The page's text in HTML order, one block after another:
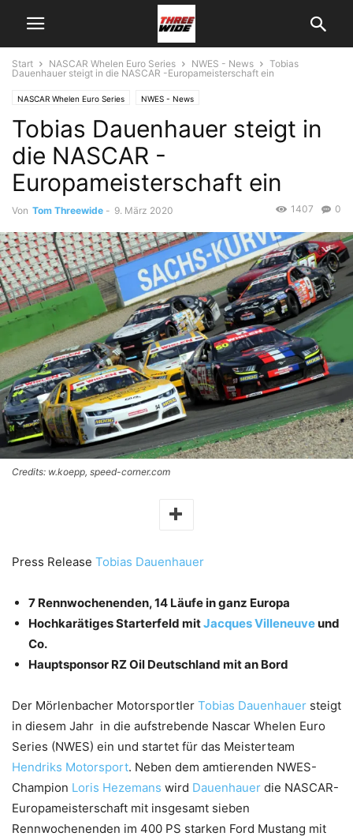
Start NASCAR Whelen Euro Series NWES - News
Tobias
Dauenhauer steigt in die NASCAR -Europameisterschaft ein
NASCAR Whelen Euro Series NWES - News
Tobias Dauenhauer steigt in
die NASCAR -
Europameisterschaft ein
Von Tom Threewide - 9. März 2020 0
1407
Credits: w.koepp, speed-corner.com
Press Release Tobias Dauenhauer
7 Rennwochenenden, 14 Läufe in ganz Europa
Hochkarätiges Starterfeld mitJacques Villeneuveund
Co.
Hauptsponsor RZ Oil Deutschland mit an Bord
Der Mörlenbacher Motorsportler Tobias Dauenhauer steigt
in diesem Jahr in die aufstrebende Nascar Whelen Euro
Series (NWES) ein und startet für das Meisterteam
Hendriks Motorsport. Neben dem amtierenden NWES-
Champion Loris Hezemans wird Dauenhauer die NASCAR-
Europameisterschaft mit insgesamt sieben
Rennwochenenden im 400 PS starken Ford Mustang mit